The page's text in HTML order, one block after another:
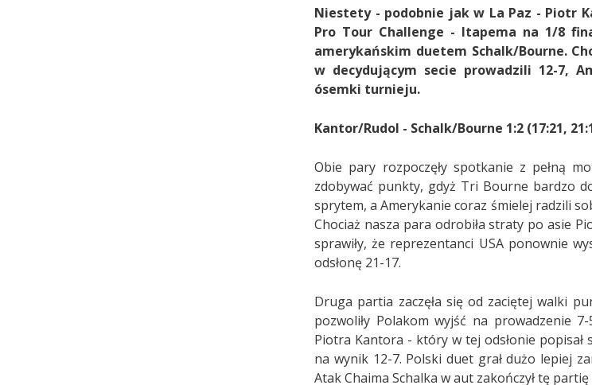
Niestety - podobnie jak w La Paz - Piotr
Pro Tour Challenge - Itapema na 1/8
amerykańskim duetem Schalk/Bourne.
w decydującym secie prowadzili 12-7,
ósemki turnieju.
Kantor/Rudol - Schalk/Bourne 1:2 (17:21,
Obie pary rozpoczęły spotkanie z pełną
zdobywać punkty, gdyż Tri Bourne bardzo
sprytem, a Amerykanie coraz śmielej radzili
Chociaż nasza para odrobiła straty po asie
sprawiły, że reprezentanci USA ponownie
odsłonę 21-17.
Druga partia zaczęła się od zaciętej walki
pozwoliły Polakom wyjść na prowadzenie
Piotra Kantora - który w tej odsłonie popisał
na wynik 12-7. Polski duet grał dużo lepiej
Atak Chaima Schalka w aut zakończył tę